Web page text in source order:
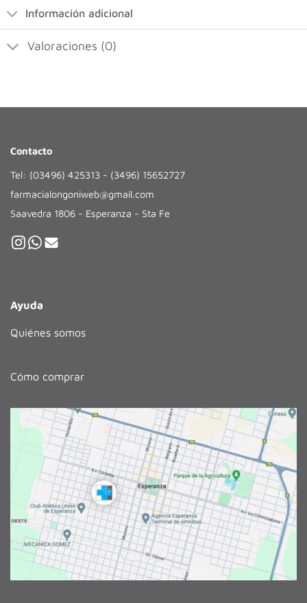
Información adicional
Valoraciones (0)
Contacto
Tel: (03496) 425313 - (3496) 15652727
farmacialongoniweb@gmail.com
Saavedra 1806 - Esperanza - Sta Fe
Ayuda
Quiénes somos
Cómo comprar